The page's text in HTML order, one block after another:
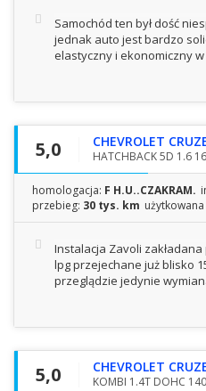
Samochód ten był dość
jednak auto jest bardzo
elastyczny i ekonomiczny w
5,0 CHEVROLET
HATCHBACK 5D 1.6
homologacja: F H.U..CZAKRAM.
przebieg: 30 tys. km
Instalacja Zavoli
lpg przejechane już blisko
przeglądzie jedynie
5,0 CHEVROLET
KOMBI 1.4T DOHC